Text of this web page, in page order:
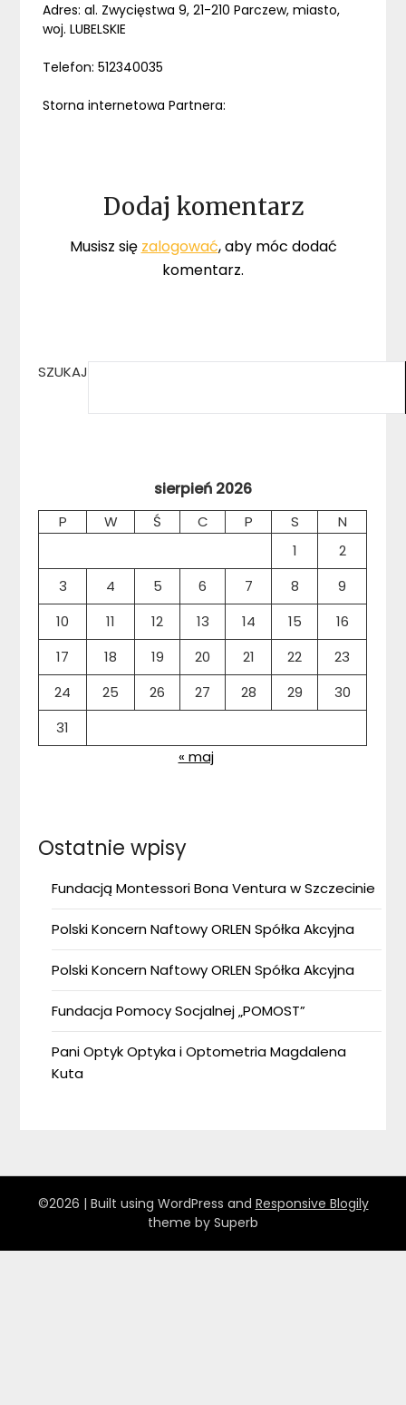
Adres: al. Zwycięstwa 9, 21-210 Parczew, miasto,
woj. LUBELSKIE
Telefon: 512340035
Storna internetowa Partnera:
Dodaj komentarz
Musisz się zalogować, aby móc dodać
komentarz.
SZUKAJ
sierpień 2026
P W Ś C P S
N
1
2
3
4 5 6 7 8
9
10
11 12 13 14 15
16
17
18 19 20 21 22
23
24
25 26 27 28 29
30
31
« maj
Ostatnie wpisy
Fundacją Montessori Bona Ventura w Szczecinie
Polski Koncern Naftowy ORLEN Spółka Akcyjna
Polski Koncern Naftowy ORLEN Spółka Akcyjna
Fundacja Pomocy Socjalnej „POMOST”
Pani Optyk Optyka i Optometria Magdalena
Kuta
©2026 | Built using WordPress and Responsive Blogily
theme by Superb